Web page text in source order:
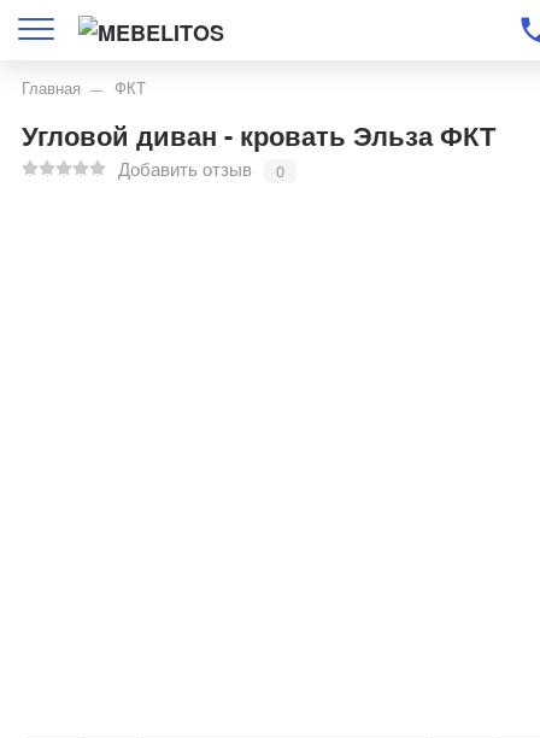
Главная ФКТ
Угловой диван - кровать Эльза ФКТ
Добавить отзыв 0